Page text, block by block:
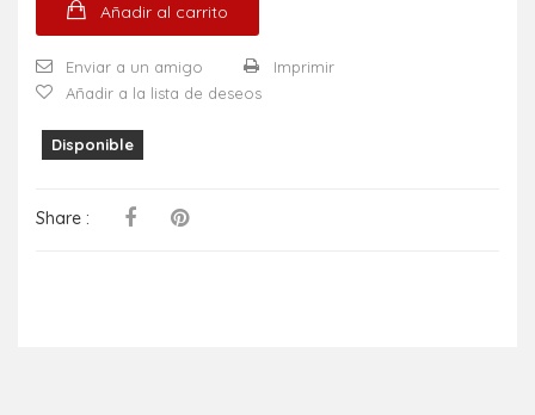
Añadir al carrito
Enviar a un amigo
Imprimir
Añadir a la lista de deseos
Disponible
Share :